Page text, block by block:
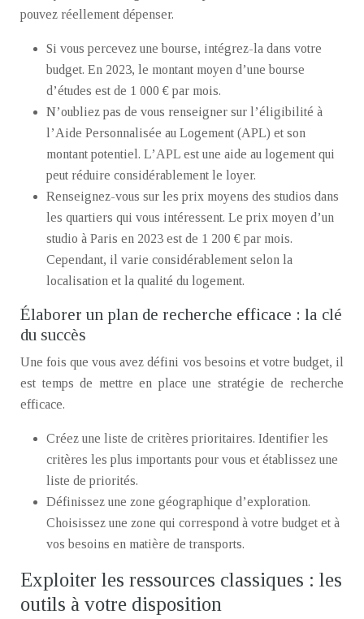
pouvez réellement dépenser.
Si vous percevez une bourse, intégrez-la dans votre
budget. En 2023, le montant moyen d’une bourse
d’études est de 1 000 € par mois.
N’oubliez pas de vous renseigner sur l’éligibilité à
l’Aide Personnalisée au Logement (APL) et son
montant potentiel. L’APL est une aide au logement qui
peut réduire considérablement le loyer.
Renseignez-vous sur les prix moyens des studios dans
les quartiers qui vous intéressent. Le prix moyen d’un
studio à Paris en 2023 est de 1 200 € par mois.
Cependant, il varie considérablement selon la
localisation et la qualité du logement.
Élaborer un plan de recherche efficace : la clé
du succès
Une fois que vous avez défini vos besoins et votre budget, il
est temps de mettre en place une stratégie de recherche
efficace.
Créez une liste de critères prioritaires. Identifier les
critères les plus importants pour vous et établissez une
liste de priorités.
Définissez une zone géographique d’exploration.
Choisissez une zone qui correspond à votre budget et à
vos besoins en matière de transports.
Exploiter les ressources classiques : les
outils à votre disposition